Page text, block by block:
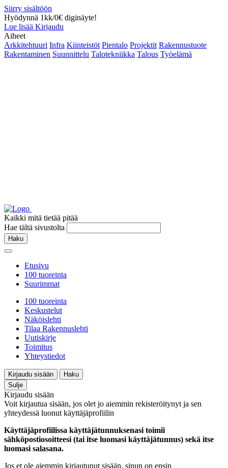
Siirry sisältöön
Hyödynnä 1kk/0€ diginäyte!
Lue lisää Kirjaudu
Aiheet
Arkkitehtuuri Infra Kiinteistöt Pientalo Projektit Rakennustuote
Rakentaminen Suunnittelu Talotekniikka Talous Työelämä
Kaikki mitä tietää pitää
Hae tältä sivustolta
Haku
Etusivu
100 tuoreinta
Suurimmat
100 tuoreinta
Keskustelut
Näköislehti
Tilaa Rakennuslehti
Uutiskirje
Toimitus
Yhteystiedot
Kirjaudu sisään
Haku
Sulje
Kirjaudu sisään
Voit kirjautua sisään, jos olet jo aiemmin rekisteröitynyt ja sen
yhteydessä luonut käyttäjäprofiilin
Käyttäjäprofiilissa käyttäjätunnuksenasi toimii
sähköpostiosoitteesi (tai itse luomasi käyttäjätunnus) sekä itse
luomasi salasana.
Jos et ole aiemmin kirjautunut sisään, sinun on ensin